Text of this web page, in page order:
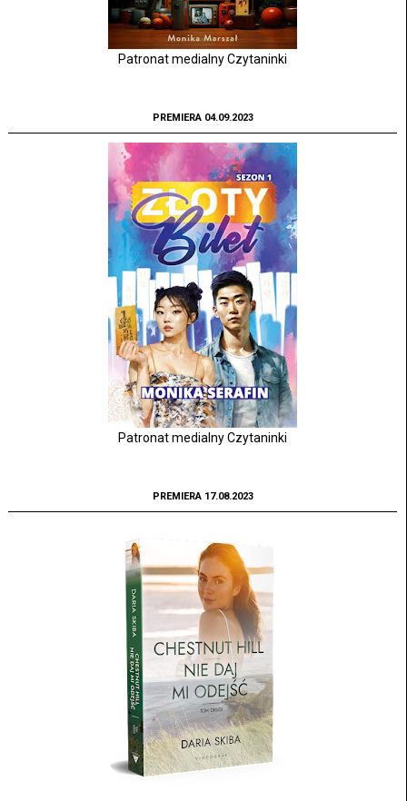
Patronat medialny Czytaninki
PREMIERA 04.09.2023
Patronat medialny Czytaninki
PREMIERA 17.08.2023